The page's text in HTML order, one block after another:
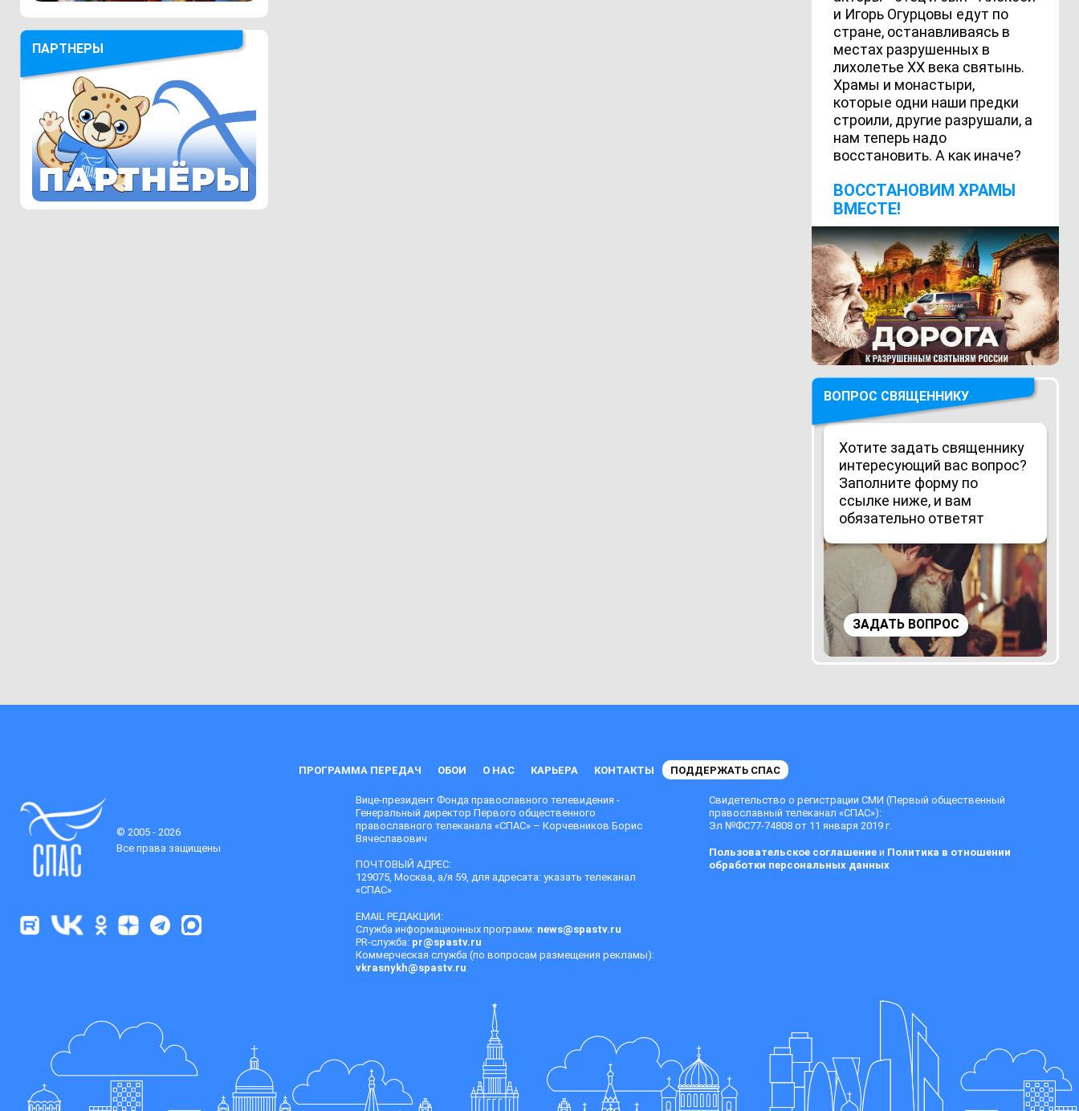
ПАРТНЕРЫ
и Игорь Огурцовы едут по
стране, останавливаясь в
местах разрушенных в
лихолетье ХХ века святынь.
Храмы и монастыри,
которые одни наши предки
строили, другие разрушали, а
нам теперь надо
восстановить. А как иначе?
ВОCСТАНОВИМ ХРАМЫ
ВМЕСТЕ!
ВОПРОС СВЯЩЕННИКУ
Хотите задать священнику
интересующий вас вопрос?
Заполните форму по
ссылке ниже, и вам
обязательно ответят
ЗАДАТЬ ВОПРОС
ПРОГРАММА ПЕРЕДАЧ ОБОИ О НАС КАРЬЕРА КОНТАКТЫ ПОДДЕРЖАТЬ СПАС
© 2005 - 2026
Все права защищены
Вице-президент Фонда православного телевидения -
Генеральный директор Первого общественного
православного телеканала «СПАС» – Корчевников Борис
Вячеславович
ПОЧТОВЫЙ АДРЕС:
129075, Москва, а/я 59, для адресата: указать телеканал
«СПАС»
EMAIL РЕДАКЦИИ:
Служба информационных программ: news@spastv.ru
PR-служба: pr@spastv.ru
Коммерческая служба (по вопросам размещения рекламы):
vkrasnykh@spastv.ru
Свидетельство о регистрации СМИ (Первый общественный
православный телеканал «СПАС»):
Эл №ФС77-74808 от 11 января 2019 г.
Пользовательское соглашениеи Политика в отношении
обработки персональных данных